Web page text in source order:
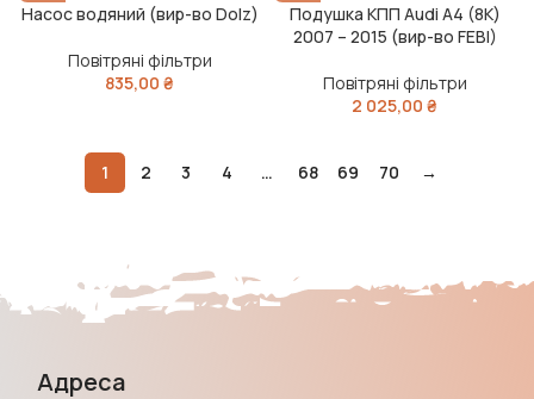
Насос водяний (вир-во Dolz)
Повітряні фільтри
835,00 ₴
Подушка КПП Audi A4 (8K)
2007 – 2015 (вир-во FEBI)
Повітряні фільтри
2 025,00 ₴
1 2 3 4 … 68 69 70 →
Адреса